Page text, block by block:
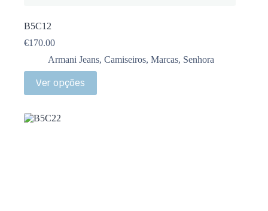
B5C12
€170.00
Armani Jeans, Camiseiros, Marcas, Senhora
Ver opções